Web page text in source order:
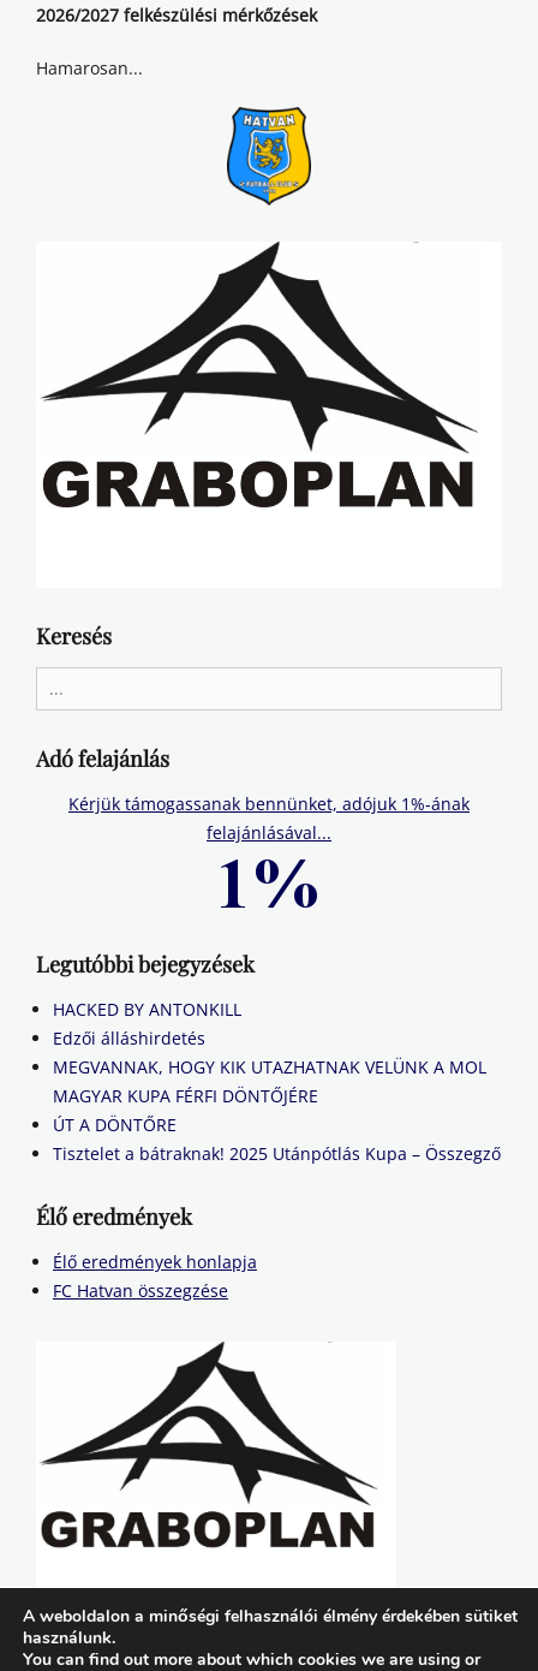
2026/2027 felkészülési mérkőzések
Hamarosan...
Keresés
for:
Adó felajánlás
Kérjük támogassanak bennünket, adójuk 1%-ának
felajánlásával...
Legutóbbi bejegyzések
HACKED BY ANTONKILL
Edzői álláshirdetés
MEGVANNAK, HOGY KIK UTAZHATNAK VELÜNK A MOL
MAGYAR KUPA FÉRFI DÖNTŐJÉRE
ÚT A DÖNTŐRE
Tisztelet a bátraknak! 2025 Utánpótlás Kupa – Összegző
Élő eredmények
Élő eredmények honlapja
FC Hatvan összegzése
A weboldalon a minőségi felhasználói élmény érdekében sütiket
használunk.
You can find out more about which cookies we are using or